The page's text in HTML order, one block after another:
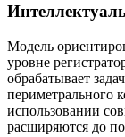
Модель
уровне
обрабатывает
периметрального
использовании
расширяются до